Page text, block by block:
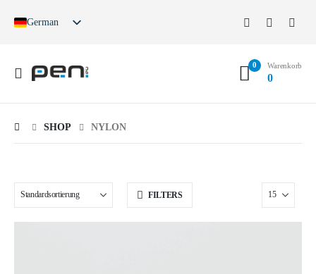
German
Spanish
0 Warenkorb
0
SHOP NYLON
FILTERS